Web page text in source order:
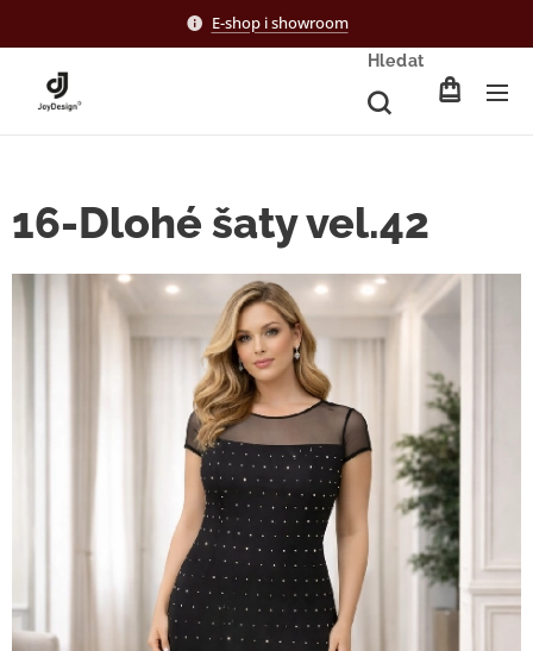
E-shop i showroom
Hledat
16-Dlohé šaty vel.42